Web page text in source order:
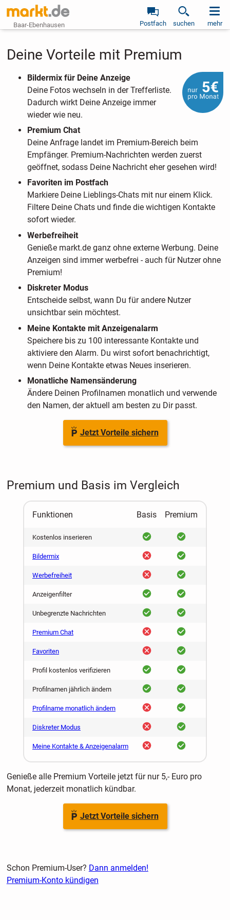
Baar-Ebenhausen Postfach suchen mehr
Deine Vorteile mit Premium
Bildermix für Deine Anzeige
Deine Fotos wechseln in der Trefferliste.
Dadurch wirkt Deine Anzeige immer
wieder wie neu.
Premium Chat
Deine Anfrage landet im Premium-Bereich beim
Empfänger. Premium-Nachrichten werden zuerst
geöffnet, sodass Deine Nachricht eher gesehen wird!
Favoriten im Postfach
Markiere Deine Lieblings-Chats mit nur einem Klick.
Filtere Deine Chats und finde die wichtigen Kontakte
sofort wieder.
Werbefreiheit
Genieße markt.de ganz ohne externe Werbung. Deine
Anzeigen sind immer werbefrei - auch für Nutzer ohne
Premium!
Diskreter Modus
Entscheide selbst, wann Du für andere Nutzer
unsichtbar sein möchtest.
Meine Kontakte mit Anzeigenalarm
Speichere bis zu 100 interessante Kontakte und
aktiviere den Alarm. Du wirst sofort benachrichtigt,
wenn Deine Kontakte etwas Neues inserieren.
Monatliche Namensänderung
Ändere Deinen Profilnamen monatlich und verwende
den Namen, der aktuell am besten zu Dir passt.
Jetzt Vorteile sichern
Premium und Basis im Vergleich
Funktionen Basis Premium
Kostenlos inserieren ja ja
Bildermix nein ja
Werbefreiheit nein ja
Anzeigenfilter ja ja
Unbegrenzte Nachrichten ja ja
Premium Chat nein ja
Favoriten nein ja
Profil kostenlos verifizieren ja ja
Profilnamen jährlich ändern ja ja
Profilname monatlich ändern nein ja
Diskreter Modus nein ja
Meine Kontakte & Anzeigenalarm nein ja
Genieße alle Premium Vorteile jetzt für nur 5,- Euro pro
Monat, jederzeit monatlich kündbar.
Jetzt Vorteile sichern
Schon Premium-User? Dann anmelden!
Premium-Konto kündigen